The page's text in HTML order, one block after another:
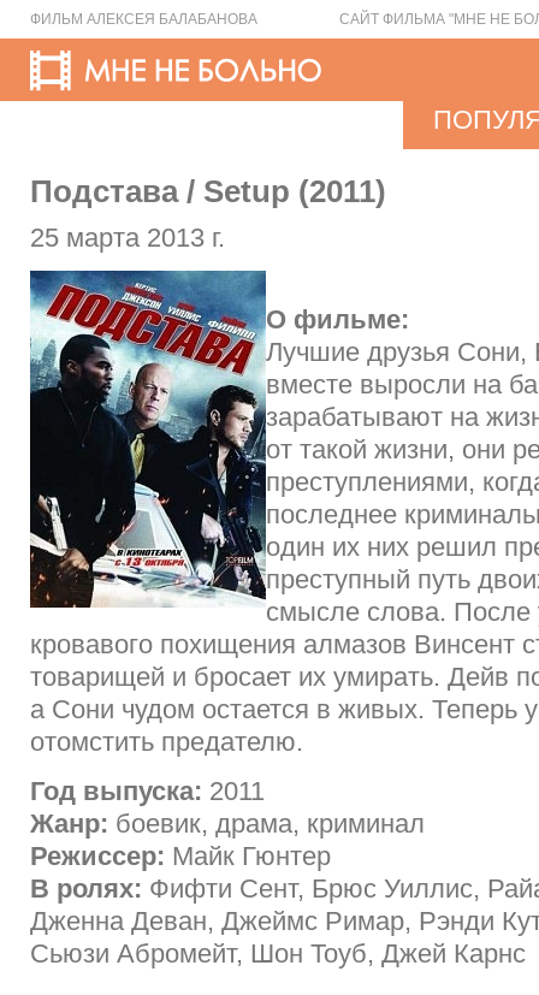
ФИЛЬМ АЛЕКСЕЯ БАЛАБАНОВА САЙТ ФИЛЬМА "МНЕ НЕ
Подстава / Setup (2011)
25 марта 2013 г.
О фильме:
Лучшие друзья Сони,
вместе выросли на
зарабатывают на
от такой жизни, они
преступлениями,
последнее
один их них решил
преступный путь
смысле слова. После
кровавого похищения алмазов Винсент
товарищей и бросает их умирать. Дейв
а Сони чудом остается в живых. Теперь
отомстить предателю.
Год выпуска: 2011
Жанр: боевик, драма, криминал
Режиссер: Майк Гюнтер
В ролях: Фифти Сент, Брюс Уиллис,
Дженна Деван, Джеймс Римар, Рэнди
Сьюзи Абромейт, Шон Тоуб, Джей Карнс